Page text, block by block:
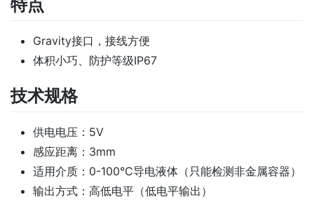
特点
Gravity接口，接线方便
体积小巧、防护等级IP67
技术规格
供电电压：5V
感应距离：3mm
适用介质：0-100°C导电液体（只能检测非金属容器）
输出方式：高低电平（低电平输出）